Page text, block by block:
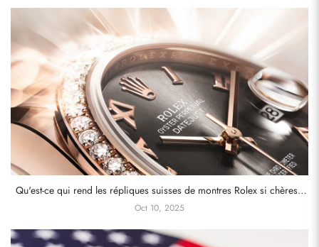
Qu'est-ce qui rend les répliques suisses de montres Rolex si chères?
Une plongée en profondeur dans leurs caractéristiques de luxe
Oct 10, 2025